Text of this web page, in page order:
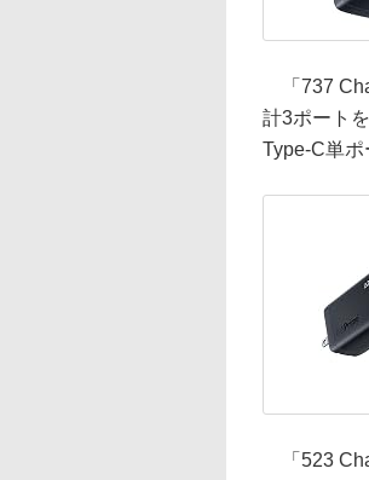
「737
計3ポート
Type-C単ポ
「523